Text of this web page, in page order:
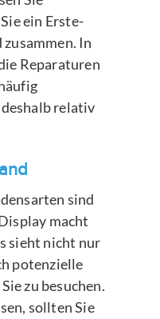
ein Erste-
In
Reparaturen
relativ
sind
macht
sieht nicht nur
potenzielle
zu besuchen.
sollten Sie